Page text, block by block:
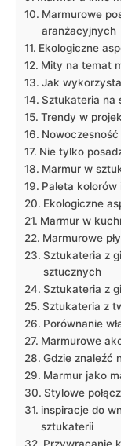
Marmurowe
aranżacyjnych
Ekologiczne
Mity na temat
Jak
Sztukateria na
Trendy w
Nie tylko
Marmur w
Paleta kolorów
Ekologiczne
Marmur w
Marmurowe
Sztukateria z
sztucznych
Sztukateria z
Sztukateria z
Porównanie
Marmurowe
Gdzie znaleźć
Marmur jako
Stylowe
inspiracje do
sztukaterii